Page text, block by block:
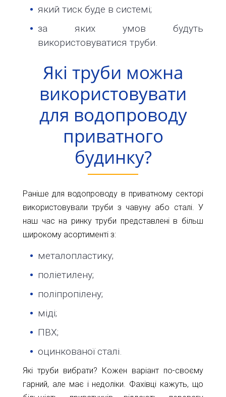
який тиск буде в системі;
за яких умов будуть
використовуватися труби.
Які труби можна
використовувати
для водопроводу
приватного
будинку?
Раніше для водопроводу в приватному секторі
використовували труби з чавуну або сталі. У
наш час на ринку труби представлені в більш
широкому асортименті з:
металопластику;
поліетилену;
поліпропілену;
міді;
ПВХ;
оцинкованої сталі.
Які труби вибрати? Кожен варіант по-своєму
гарний, але має і недоліки. Фахівці кажуть, що